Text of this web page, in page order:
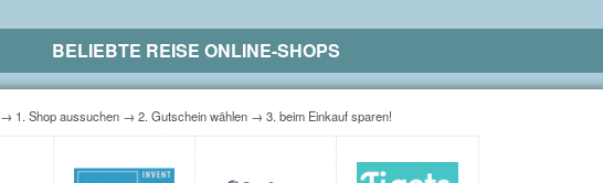
BELIEBTE REISE ONLINE-SHOPS
→ 1. Shop aussuchen → 2. Gutschein wählen → 3. beim Einkauf sparen!